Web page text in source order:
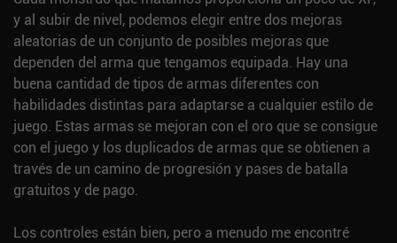
y al subir de nivel, podemos elegir entre dos mejoras
aleatorias de un conjunto de posibles mejoras que
dependen del arma que tengamos equipada. Hay una
buena cantidad de tipos de armas diferentes con
habilidades distintas para adaptarse a cualquier estilo de
juego. Estas armas se mejoran con el oro que se consigue
con el juego y los duplicados de armas que se obtienen a
través de un camino de progresión y pases de batalla
gratuitos y de pago.
Los controles están bien, pero a menudo me encontré